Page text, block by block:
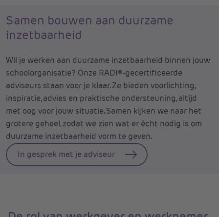
Samen bouwen aan duurzame
inzetbaarheid
Wil je werken aan duurzame inzetbaarheid binnen jouw
schoolorganisatie? Onze RADI®-gecertificeerde
adviseurs staan voor je klaar. Ze bieden voorlichting,
inspiratie, advies en praktische ondersteuning, altijd
met oog voor jouw situatie. Samen kijken we naar het
grotere geheel, zodat we zien wat er écht nodig is om
duurzame inzetbaarheid vorm te geven.
In gesprek met je adviseur